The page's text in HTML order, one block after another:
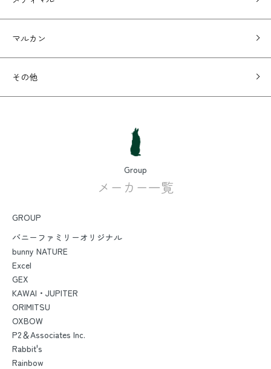
マルカン
その他
Group
メーカー一覧
GROUP
バニーファミリーオリジナル
bunny NATURE
Excel
GEX
KAWAI・JUPITER
ORIMITSU
OXBOW
P2＆Associates Inc.
Rabbit's
Rainbow